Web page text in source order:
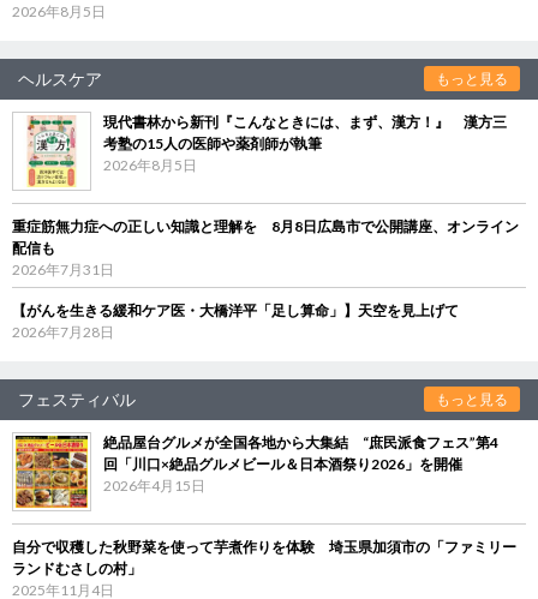
2026年8月5日
ヘルスケア もっと見る
現代書林から新刊『こんなときには、まず、漢方！』 漢方三
考塾の15人の医師や薬剤師が執筆
2026年8月5日
重症筋無力症への正しい知識と理解を 8月8日広島市で公開講座、オンライン
配信も
2026年7月31日
【がんを生きる緩和ケア医・大橋洋平「足し算命」】天空を見上げて
2026年7月28日
フェスティバル もっと見る
絶品屋台グルメが全国各地から大集結 “庶民派食フェス”第4
回「川口×絶品グルメビール＆日本酒祭り2026」を開催
2026年4月15日
自分で収穫した秋野菜を使って芋煮作りを体験 埼玉県加須市の「ファミリー
ランドむさしの村」
2025年11月4日